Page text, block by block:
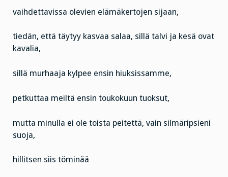
vaihdettavissa olevien elämäkertojen sijaan,
tiedän, että täytyy kasvaa salaa, sillä talvi ja kesä ovat
kavalia,
sillä murhaaja kylpee ensin hiuksissamme,
petkuttaa meiltä ensin toukokuun tuoksut,
mutta minulla ei ole toista peitettä, vain silmäripsieni
suoja,
hillitsen siis töminää